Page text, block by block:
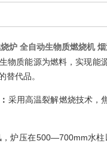
炉 全自动生物质燃烧机
生物质能源为燃料，实现能
替代品。
采用高温裂解燃烧技术，
炉压在500—700mm水